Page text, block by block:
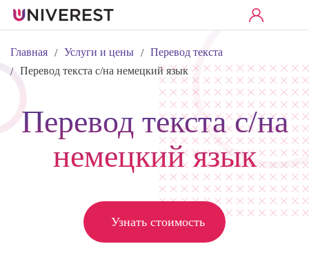
Главная / Услуги и цены / Перевод текста
/ Перевод текста с/на немецкий язык
Перевод текста с/на
немецкий язык
Узнать стоимость